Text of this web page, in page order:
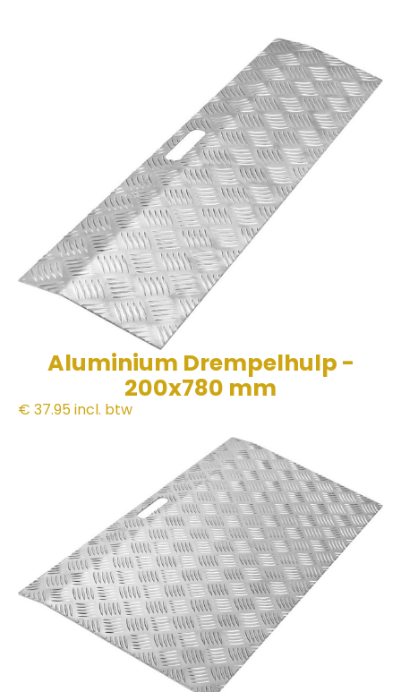
Aluminium Drempelhulp -
200x780 mm
€ 37.95incl. btw